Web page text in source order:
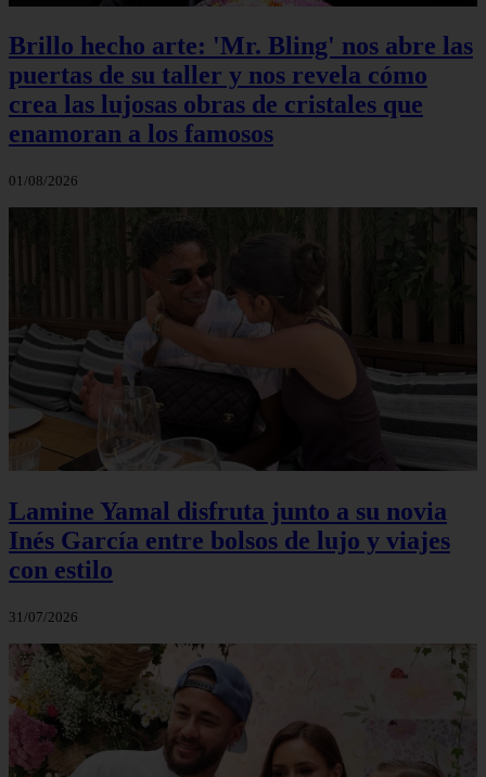
Brillo hecho arte: 'Mr. Bling' nos abre las
puertas de su taller y nos revela cómo
crea las lujosas obras de cristales que
enamoran a los famosos
01/08/2026
Lamine Yamal disfruta junto a su novia
Inés García entre bolsos de lujo y viajes
con estilo
31/07/2026